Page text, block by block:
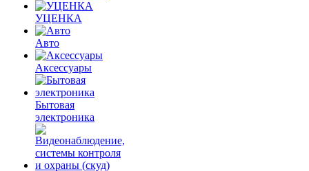
УЦЕНКА
Авто
Аксессуары
Бытовая
электроника